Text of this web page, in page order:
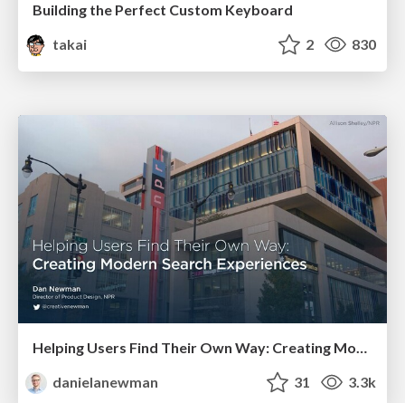
Building the Perfect Custom Keyboard
takai
2 830
danielanewman
31 3.3k